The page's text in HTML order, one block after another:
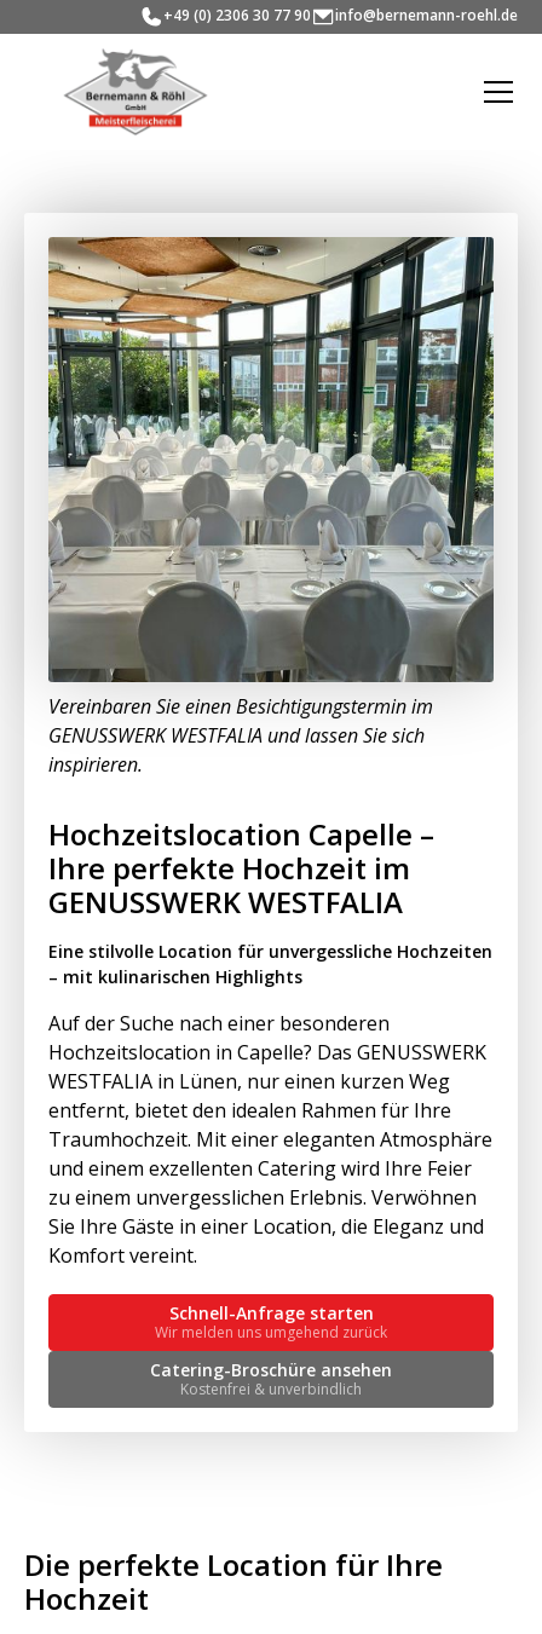
+49 (0) 2306 30 77 90 info@bernemann-roehl.de
Hochzeitslocation Capelle –
Ihre perfekte Hochzeit im
GENUSSWERK WESTFALIA
Eine stilvolle Location für unvergessliche Hochzeiten
– mit kulinarischen Highlights
Auf der Suche nach einer besonderen
Hochzeitslocation in Capelle? Das GENUSSWERK
WESTFALIA in Lünen, nur einen kurzen Weg
entfernt, bietet den idealen Rahmen für Ihre
Traumhochzeit. Mit einer eleganten Atmosphäre
und einem exzellenten Catering wird Ihre Feier
zu einem unvergesslichen Erlebnis. Verwöhnen
Sie Ihre Gäste in einer Location, die Eleganz und
Komfort vereint.
Schnell-Anfrage starten
Wir melden uns umgehend zurück
Catering-Broschüre ansehen
Kostenfrei & unverbindlich
Vereinbaren Sie einen Besichtigungstermin im
GENUSSWERK WESTFALIA und lassen Sie sich
inspirieren.
Die perfekte Location für Ihre
Hochzeit